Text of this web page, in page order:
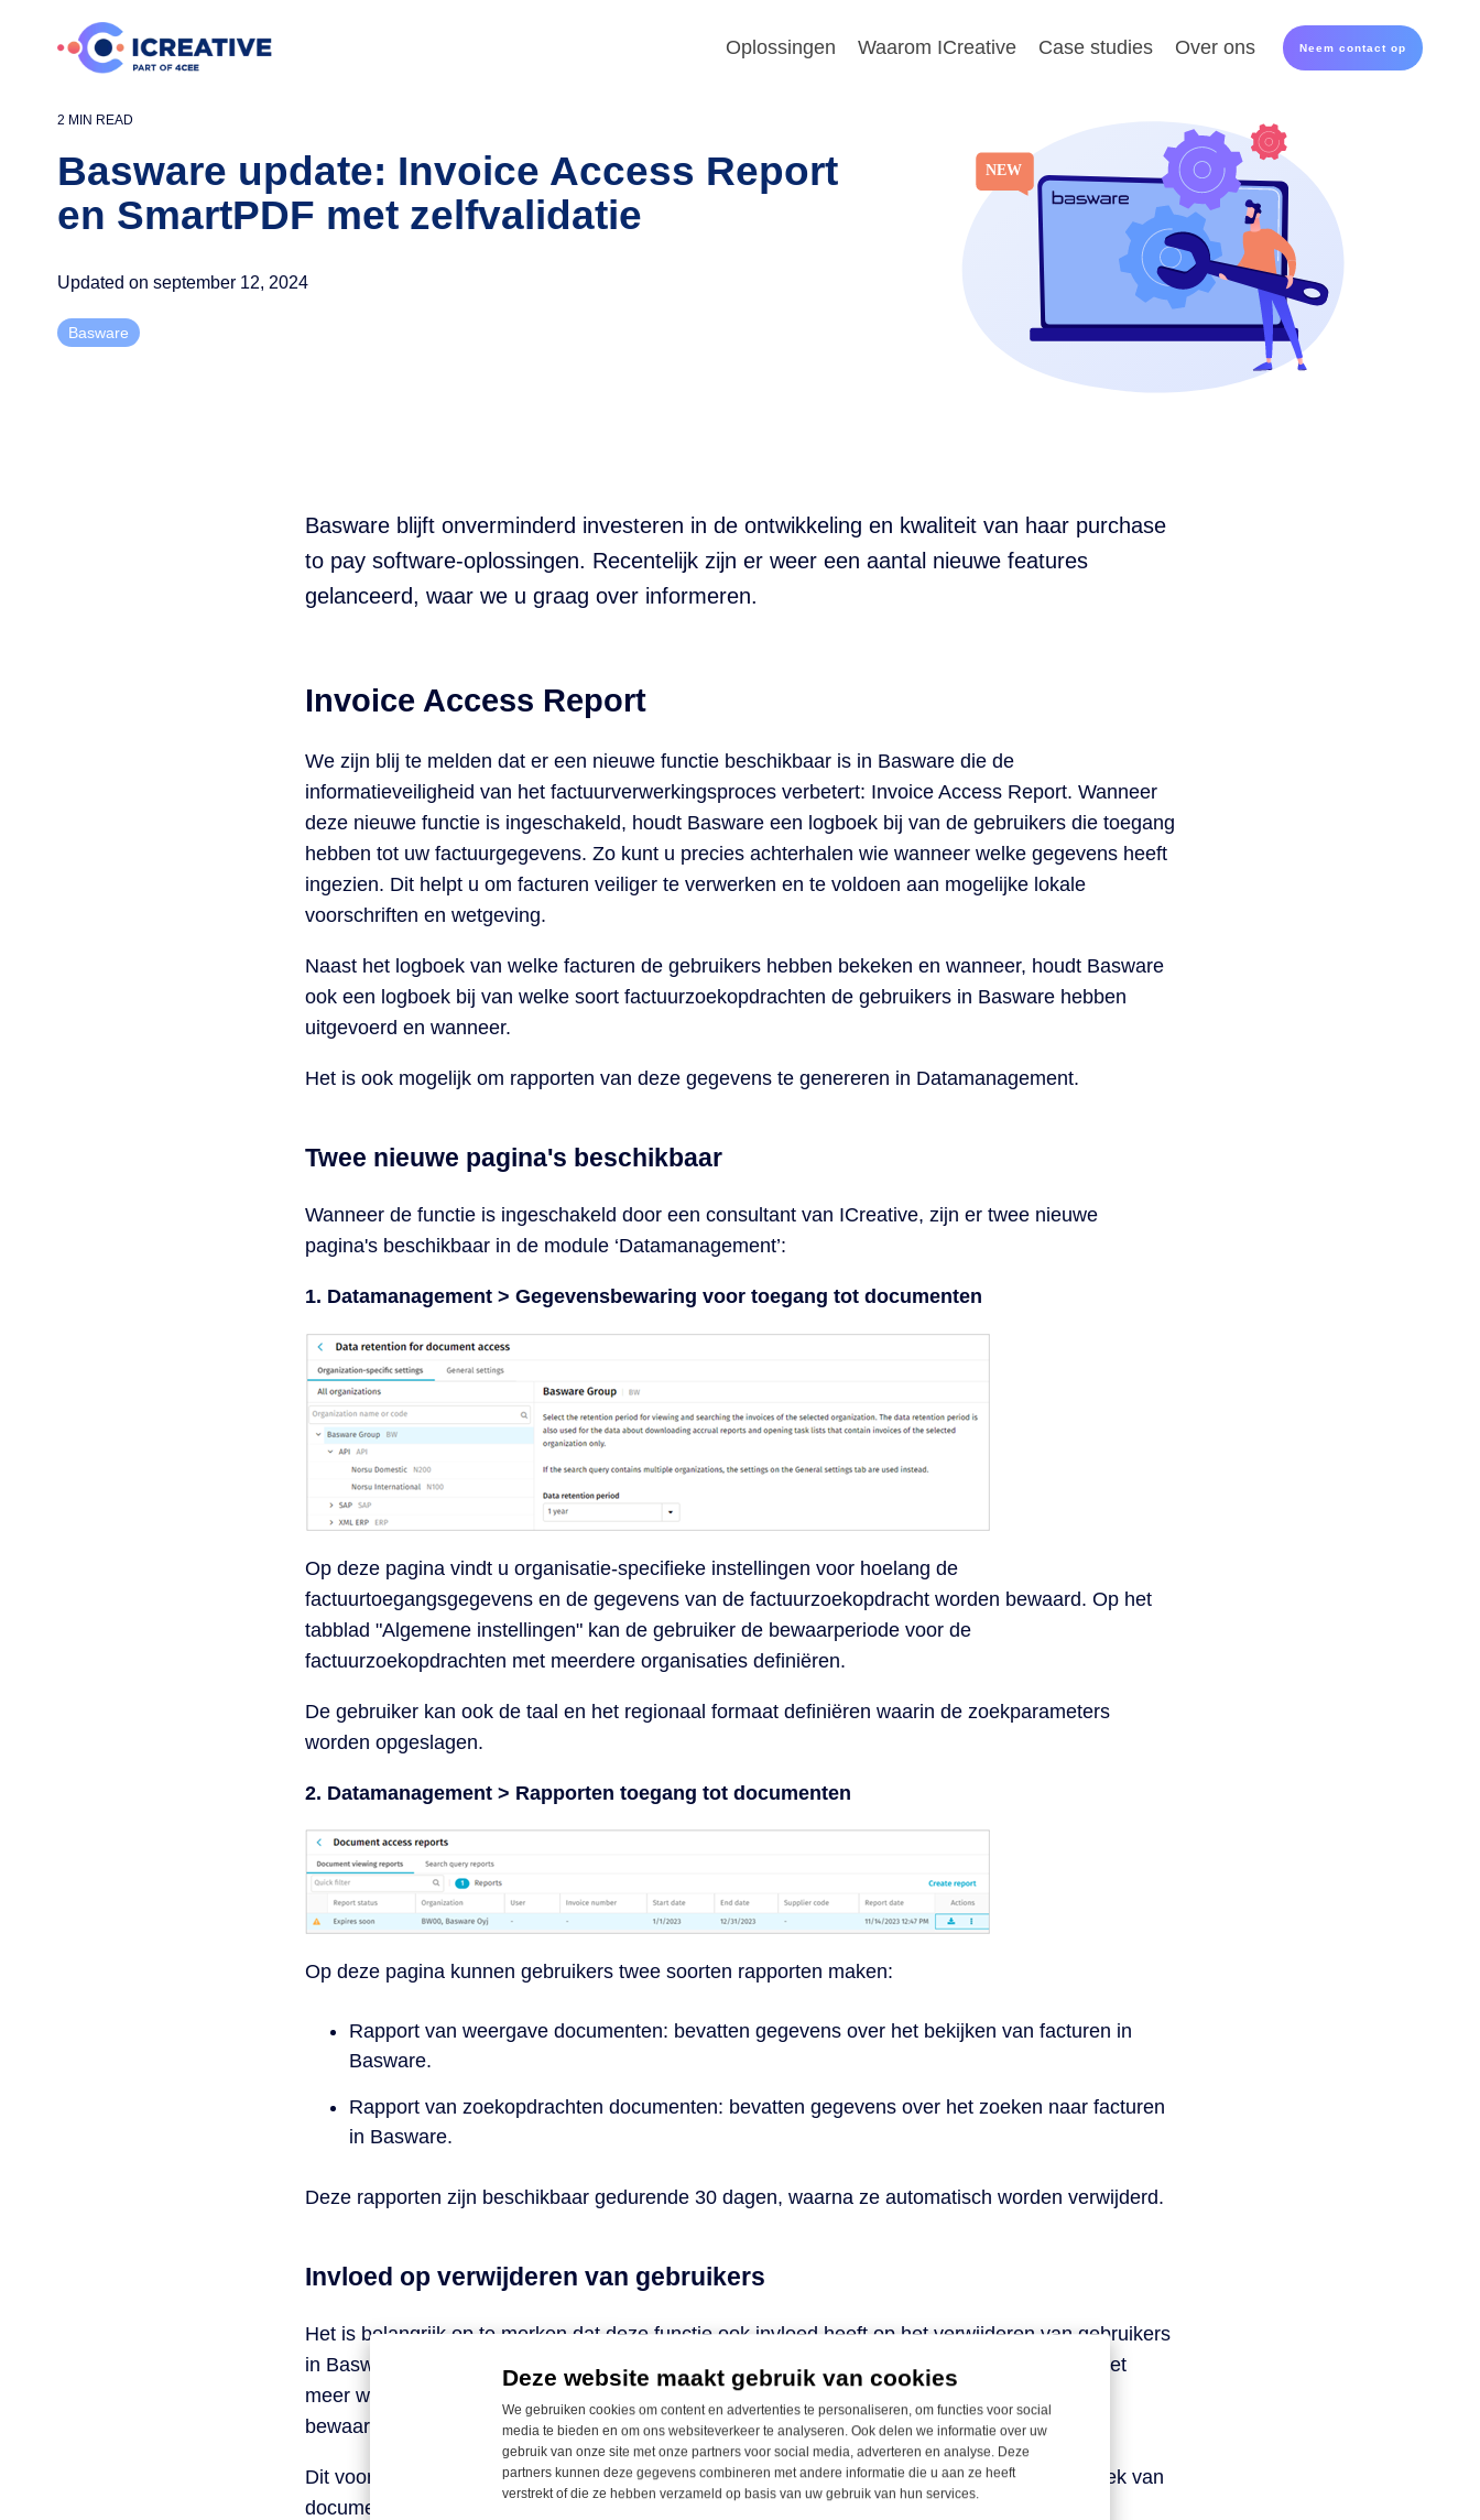
Deze website maakt gebruik van cookies
We gebruiken cookies om content en advertenties te personaliseren, om functies voor social
media te bieden en om ons websiteverkeer te analyseren. Ook delen we informatie over uw
gebruik van onze site met onze partners voor social media, adverteren en analyse. Deze
partners kunnen deze gegevens combineren met andere informatie die u aan ze heeft
verstrekt of die ze hebben verzameld op basis van uw gebruik van hun services.
Oplossingen Waarom ICreative Case studies Over ons Neem contact op
2 MIN READ
Basware update: Invoice Access Report
en SmartPDF met zelfvalidatie
Updated on september 12, 2024
Basware
Basware blijft onverminderd investeren in de ontwikkeling en kwaliteit van haar purchase
to pay software-oplossingen. Recentelijk zijn er weer een aantal nieuwe features
gelanceerd, waar we u graag over informeren.
Invoice Access Report
We zijn blij te melden dat er een nieuwe functie beschikbaar is in Basware die de
informatieveiligheid van het factuurverwerkingsproces verbetert: Invoice Access Report. Wanneer
deze nieuwe functie is ingeschakeld, houdt Basware een logboek bij van de gebruikers die toegang
hebben tot uw factuurgegevens. Zo kunt u precies achterhalen wie wanneer welke gegevens heeft
ingezien. Dit helpt u om facturen veiliger te verwerken en te voldoen aan mogelijke lokale
voorschriften en wetgeving.
Naast het logboek van welke facturen de gebruikers hebben bekeken en wanneer, houdt Basware
ook een logboek bij van welke soort factuurzoekopdrachten de gebruikers in Basware hebben
uitgevoerd en wanneer.
Het is ook mogelijk om rapporten van deze gegevens te genereren in Datamanagement.
Twee nieuwe pagina's beschikbaar
Wanneer de functie is ingeschakeld door een consultant van ICreative, zijn er twee nieuwe
pagina's beschikbaar in de module ‘Datamanagement’:
1. Datamanagement > Gegevensbewaring voor toegang tot documenten
Op deze pagina vindt u organisatie-specifieke instellingen voor hoelang de
factuurtoegangsgegevens en de gegevens van de factuurzoekopdracht worden bewaard. Op het
tabblad "Algemene instellingen" kan de gebruiker de bewaarperiode voor de
factuurzoekopdrachten met meerdere organisaties definiëren.
De gebruiker kan ook de taal en het regionaal formaat definiëren waarin de zoekparameters
worden opgeslagen.
2. Datamanagement > Rapporten toegang tot documenten
Op deze pagina kunnen gebruikers twee soorten rapporten maken:
Rapport van weergave documenten: bevatten gegevens over het bekijken van facturen in
Basware.
Rapport van zoekopdrachten documenten: bevatten gegevens over het zoeken naar facturen
in Basware.
Deze rapporten zijn beschikbaar gedurende 30 dagen, waarna ze automatisch worden verwijderd.
Invloed op verwijderen van gebruikers
Het is belangrijk op te merken dat deze functie ook invloed heeft op het verwijderen van gebruikers
in Basware P2P-beheer. Als de functie is ingeschakeld voor de tenant, kunnen gebruikers niet
meer worden verwijderd in P2P-beheer als hun laatste inlogtijd binnen de vastgestelde
bewaarperiode voor de organisatie van de gebruiker valt.
Dit voorkomt het verwijderen van gebruikers die mogelijk vermeldingen hebben in het logboek van
documenttoegang.